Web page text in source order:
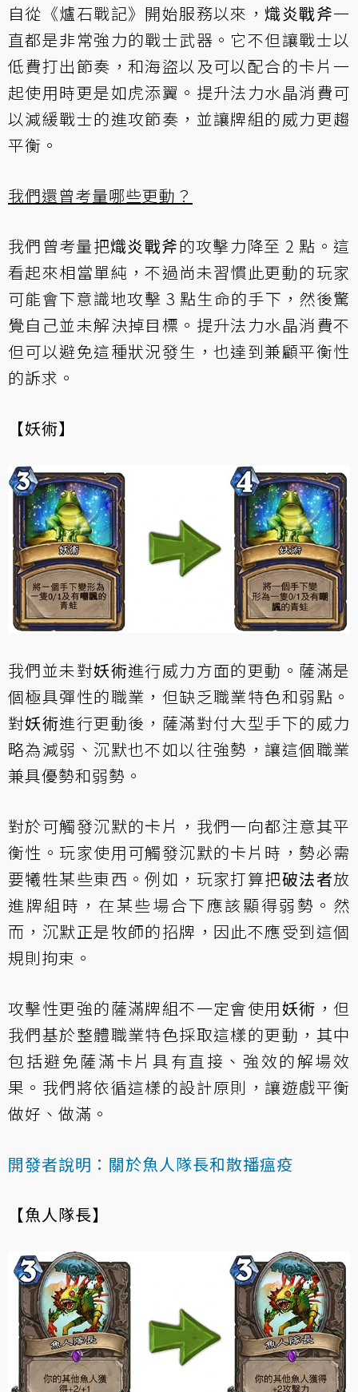
自從《爐石戰記》開始服務以來，熾炎戰斧一
直都是非常強力的戰士武器。它不但讓戰士以
低費打出節奏，和海盜以及可以配合的卡片一
起使用時更是如虎添翼。提升法力水晶消費可
以減緩戰士的進攻節奏，並讓牌組的威力更趨
平衡。
我們還曾考量哪些更動？
我們曾考量把熾炎戰斧的攻擊力降至 2 點。這
看起來相當單純，不過尚未習慣此更動的玩家
可能會下意識地攻擊 3 點生命的手下，然後驚
覺自己並未解決掉目標。提升法力水晶消費不
但可以避免這種狀況發生，也達到兼顧平衡性
的訴求。
【妖術】
我們並未對妖術進行威力方面的更動。薩滿是
個極具彈性的職業，但缺乏職業特色和弱點。
對妖術進行更動後，薩滿對付大型手下的威力
略為減弱、沉默也不如以往強勢，讓這個職業
兼具優勢和弱勢。
對於可觸發沉默的卡片，我們一向都注意其平
衡性。玩家使用可觸發沉默的卡片時，勢必需
要犧牲某些東西。例如，玩家打算把破法者放
進牌組時，在某些場合下應該顯得弱勢。然
而，沉默正是牧師的招牌，因此不應受到這個
規則拘束。
攻擊性更強的薩滿牌組不一定會使用妖術 ，但
我們基於整體職業特色採取這樣的更動，其中
包括避免薩滿卡片具有直接、強效的解場效
果。我們將依循這樣的設計原則，讓遊戲平衡
做好、做滿。
開發者說明：關於魚人隊長和散播瘟疫
【魚人隊長】